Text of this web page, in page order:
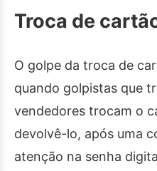
Troca de
O golpe da troca de
quando golpistas que
vendedores trocam o
devolvê-lo, após uma
atenção na senha